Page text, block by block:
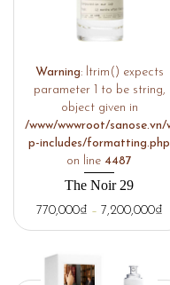
Warning: ltrim() expects
parameter 1 to be string,
object given in
/www/wwwroot/sanose.vn/
p-includes/formatting.php
on line 4487
The Noir 29
770,000₫ – 7,200,000₫